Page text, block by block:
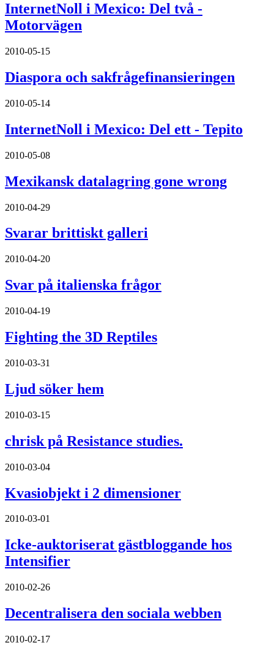
InternetNoll i Mexico: Del två -
Motorvägen
2010-05-15
Diaspora och sakfrågefinansieringen
2010-05-14
InternetNoll i Mexico: Del ett - Tepito
2010-05-08
Mexikansk datalagring gone wrong
2010-04-29
Svarar brittiskt galleri
2010-04-20
Svar på italienska frågor
2010-04-19
Fighting the 3D Reptiles
2010-03-31
Ljud söker hem
2010-03-15
chrisk på Resistance studies.
2010-03-04
Kvasiobjekt i 2 dimensioner
2010-03-01
Icke-auktoriserat gästbloggande hos
Intensifier
2010-02-26
Decentralisera den sociala webben
2010-02-17